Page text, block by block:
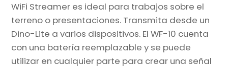
WiFi Streamer es ideal para trabajos sobre el
terreno o presentaciones. Transmita desde un
Dino-Lite a varios dispositivos. El WF-10 cuenta
con una batería reemplazable y se puede
utilizar en cualquier parte para crear una señal